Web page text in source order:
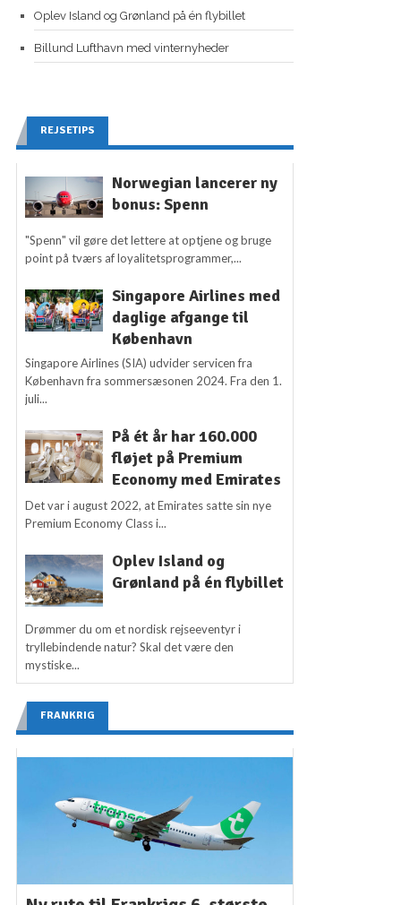
Oplev Island og Grønland på én flybillet
Billund Lufthavn med vinternyheder
REJSETIPS
Norwegian lancerer ny
bonus: Spenn
"Spenn" vil gøre det lettere at optjene og bruge
point på tværs af loyalitetsprogrammer,...
Singapore Airlines med
daglige afgange til
København
Singapore Airlines (SIA) udvider servicen fra
København fra sommersæsonen 2024. Fra den 1.
juli...
På ét år har 160.000
fløjet på Premium
Economy med Emirates
Det var i august 2022, at Emirates satte sin nye
Premium Economy Class i...
Oplev Island og
Grønland på én flybillet
Drømmer du om et nordisk rejseeventyr i
tryllebindende natur? Skal det være den
mystiske...
FRANKRIG